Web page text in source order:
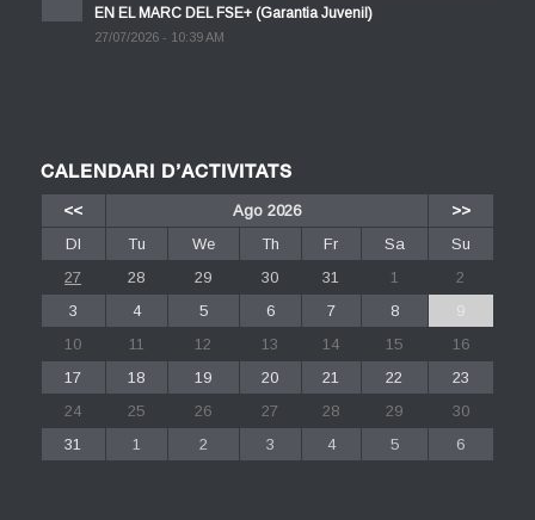
EN EL MARC DEL FSE+ (Garantia Juvenil)
27/07/2026 - 10:39 AM
CALENDARI D’ACTIVITATS
<< Ago 2026
>>
Dl
Tu We Th Fr Sa
Su
27
28 29 30 31 1
2
3
4 5 6 7 8
9
10
11 12 13 14 15
16
17
18 19 20 21 22
23
24
25 26 27 28 29
30
31
1 2 3 4 5 6